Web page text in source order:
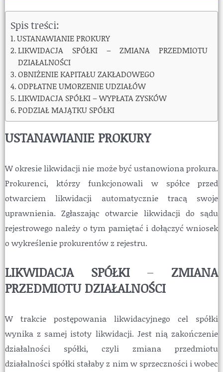
Spis treści:
USTANAWIANIE PROKURY
LIKWIDACJA SPÓŁKI – ZMIANA PRZEDMIOTU
DZIAŁALNOŚCI
OBNIŻENIE KAPITAŁU ZAKŁADOWEGO
ODPŁATNE UMORZENIE UDZIAŁÓW
LIKWIDACJA SPÓŁKI – WYPŁATA ZYSKÓW
PODZIAŁ MAJĄTKU SPÓŁKI
USTANAWIANIE PROKURY
W okresie likwidacji nie może być ustanowiona prokura.
Prokurenci, którzy funkcjonowali w spółce przed
otwarciem likwidacji automatycznie tracą swoje
uprawnienia. Zgłaszając otwarcie likwidacji do sądu
rejestrowego należy o tym pamiętać i dołączyć wniosek
o wykreślenie prokurentów z rejestru.
LIKWIDACJA SPÓŁKI– ZMIANA
PRZEDMIOTU DZIAŁALNOŚCI
W trakcie postępowania likwidacyjnego cel spółki
wynika z samej istoty likwidacji. Jest nią zakończenie
działalności spółki, czyli zmiana przedmiotu
działalności spółki stałaby z nim w sprzeczności i wobec